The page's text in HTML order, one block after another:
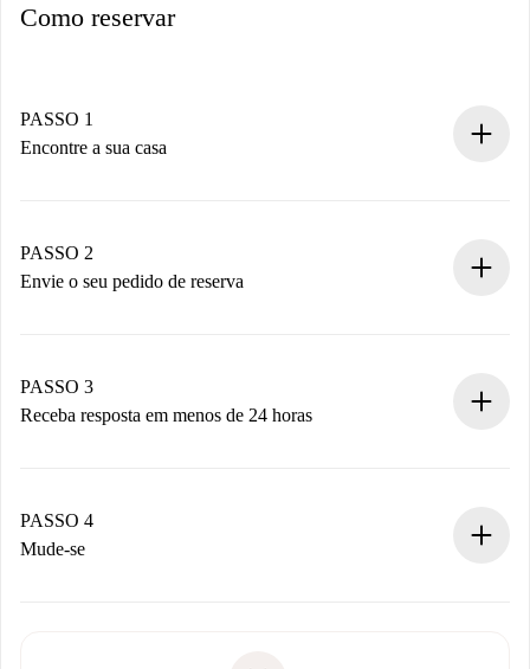
Como reservar
PASSO 1
Encontre a sua casa
Você tem todas as informações necessárias
antecipadamente.
PASSO 2
Envie o seu pedido de reserva
Não cobramos nada até que o proprietário confirme.
PASSO 3
Receba resposta em menos de 24 horas
proprietário.
Se recusada: não cobraremos nada e ofereceremos
PASSO 4
Mude-se